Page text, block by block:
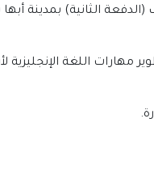
(الدفعة الثانية) بمدينة
مهارات اللغة